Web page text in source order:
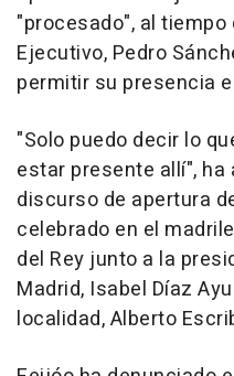
"procesado", al
Ejecutivo, Pedro
permitir su presencia
"Solo puedo decir lo
estar presente allí", ha
discurso de apertura
celebrado en el
del Rey junto a la
Madrid, Isabel Díaz
localidad, Alberto